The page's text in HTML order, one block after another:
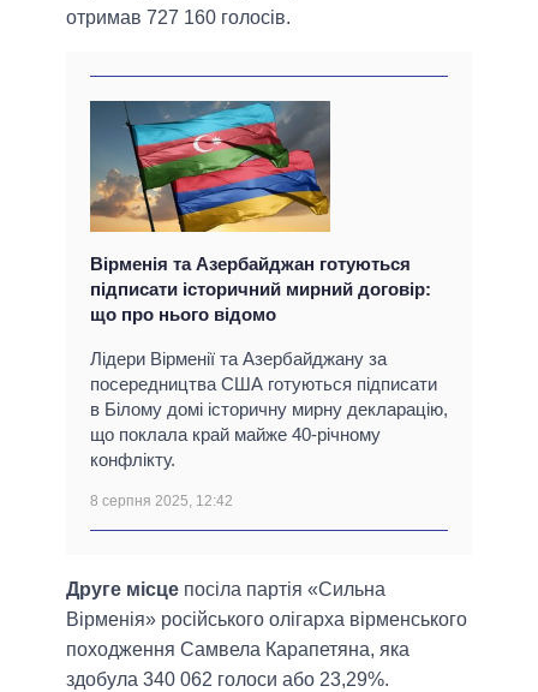
отримав 727 160 голосів.
Вірменія та Азербайджан готуються
підписати історичний мирний договір:
що про нього відомо
Лідери Вірменії та Азербайджану за
посередництва США готуються підписати
в Білому домі історичну мирну декларацію,
що поклала край майже 40-річному
конфлікту.
8 серпня 2025, 12:42
Друге місце посіла партія «Сильна
Вірменія» російського олігарха вірменського
походження Самвела Карапетяна, яка
здобула 340 062 голоси або 23,29%.